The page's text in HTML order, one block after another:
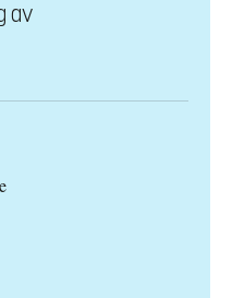
av